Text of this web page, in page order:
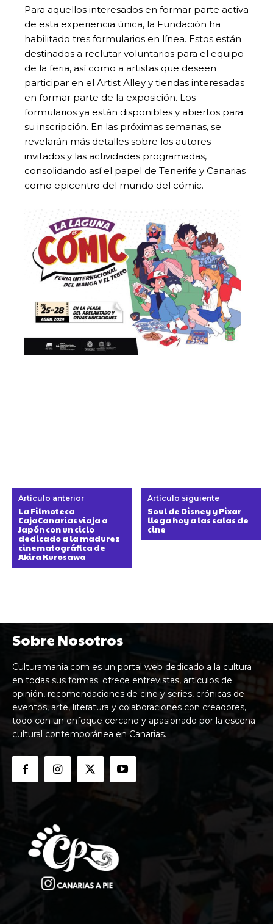
Para aquellos interesados en formar parte activa
de esta experiencia única, la Fundación ha
habilitado tres formularios en línea. Estos están
destinados a reclutar voluntarios para el equipo
de la feria, así como a artistas que deseen
participar en el Artist Alley y tiendas interesadas
en formar parte de la exposición. Los
formularios ya están disponibles y abiertos para
su inscripción. En las próximas semanas, se
revelarán más detalles sobre los autores
invitados y las actividades programadas,
consolidando así el papel de Tenerife y Canarias
como epicentro del mundo del cómic.
Artículo anterior
La Filmoteca
CajaCanarias viaja a
Japón con un ciclo
dedicado a la madurez
cinematográfica de
Akira Kurosawa
Artículo siguiente
Soul de Disney y Pixar
llega hoy a las salas de
cine
Sobre Nosotros
Culturamania.com es un portal web dedicado a la cultura
en todas sus formas: ofrece entrevistas, artículos de
opinión, recomendaciones de cine y series, crónicas de
eventos, arte, literatura y colaboraciones con creadores,
todo con un enfoque cercano y apasionado por la escena
cultural contemporánea en Canarias.